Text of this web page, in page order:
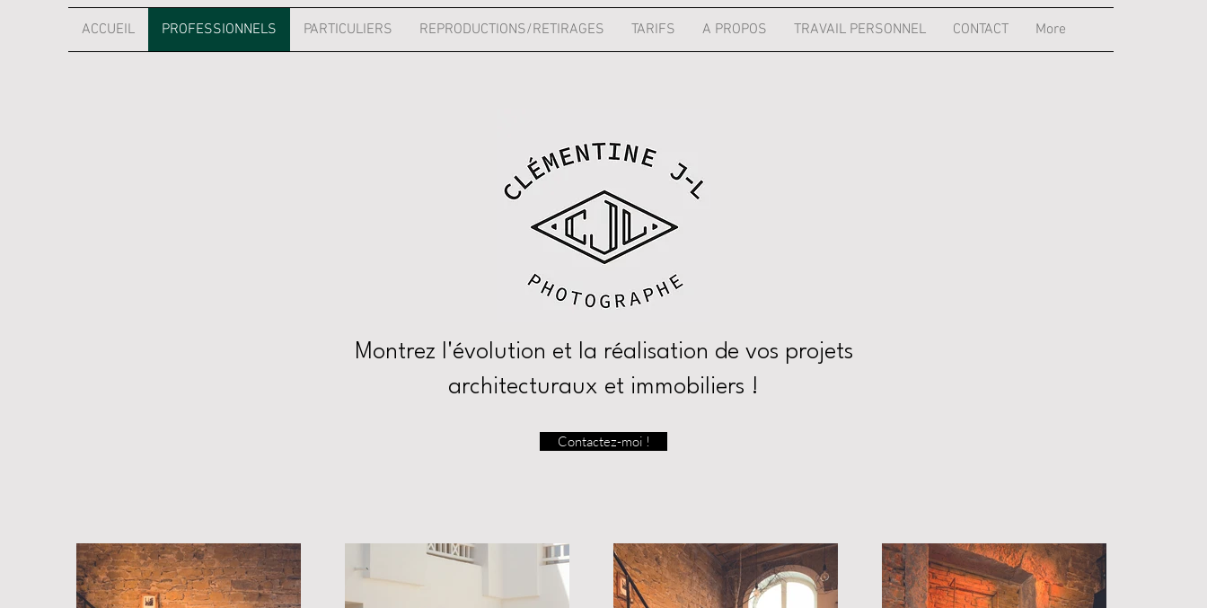
ACCUEIL PROFESSIONNELS PARTICULIERS REPRODUCTIONS/RETIRAGES TARIFS A PROPOS TRAVAIL PERSONNEL CONTACT More
Montrez l'évolution et la réalisation de vos projets
architecturaux et immobiliers !
Contactez-moi !